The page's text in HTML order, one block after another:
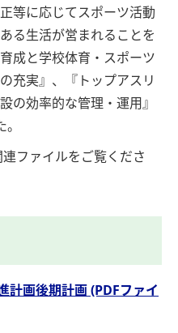
等に応じてスポーツ活動
る生活が営まれることを
成と学校体育・スポーツ
充実』、『トップアスリ
の効率的な管理・運用』
ファイルをご覧くださ
計画後期計画 (PDFファイ